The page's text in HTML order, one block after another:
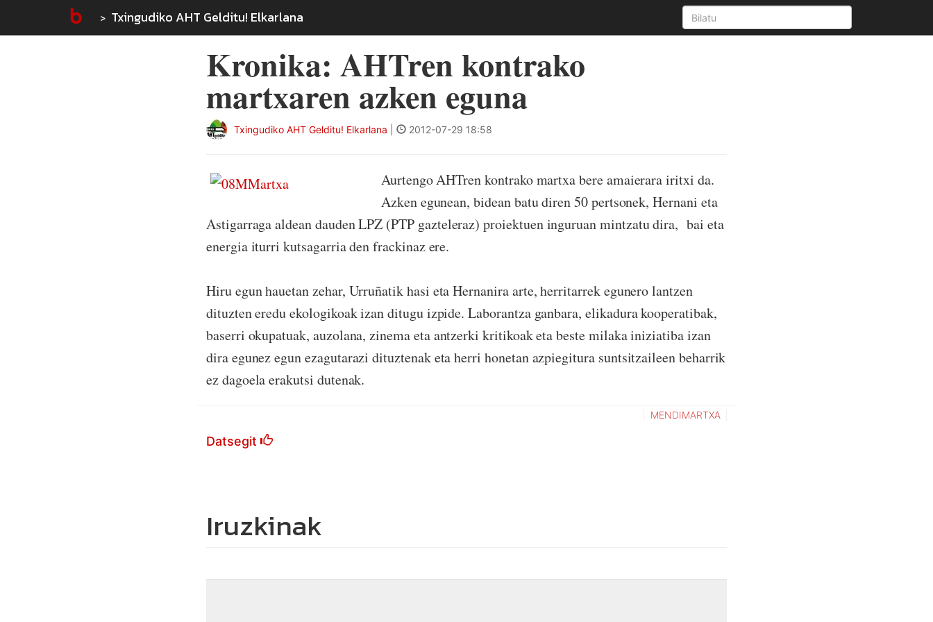
Txingudiko AHT Gelditu! Elkarlana
Kronika: AHTren kontrako
martxaren azken eguna
Txingudiko AHT Gelditu! Elkarlana 2012-07-29 18:58
Aurtengo AHTren kontrako martxa bere amaierara iritxi da.
Azken egunean, bidean batu diren 50 pertsonek, Hernani eta
Astigarraga aldean dauden LPZ (PTP gazteleraz) proiektuen inguruan mintzatu dira, bai eta
energia iturri kutsagarria den frackinaz ere.
Hiru egun hauetan zehar, Urruñatik hasi eta Hernanira arte, herritarrek egunero lantzen
dituzten eredu ekologikoak izan ditugu izpide. Laborantza ganbara, elikadura kooperatibak,
baserri okupatuak, auzolana, zinema eta antzerki kritikoak eta beste milaka iniziatiba izan
dira egunez egun ezagutarazi dituztenak eta herri honetan azpiegitura suntsitzaileen beharrik
ez dagoela erakutsi dutenak.
Datsegit
MENDIMARTXA
Iruzkinak